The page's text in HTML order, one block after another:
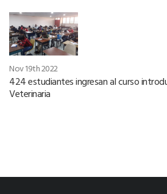
Nov 19th 2022
424 estudiantes ingresan al curso
Veterinaria